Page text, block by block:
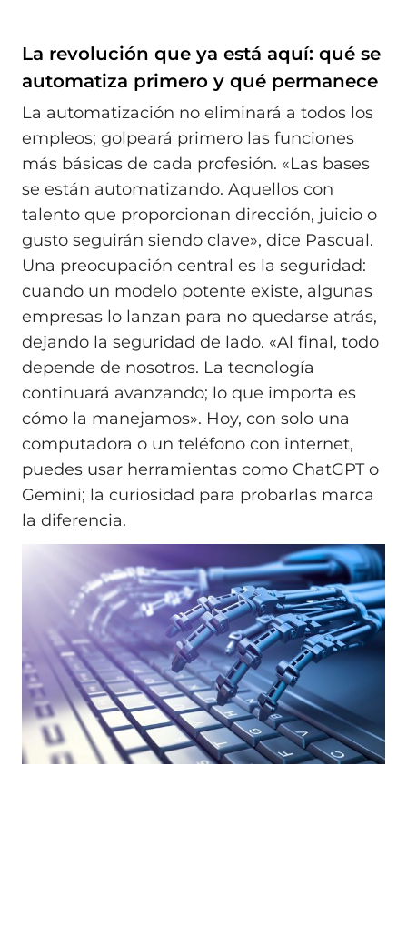
La revolución que ya está aquí: qué se
automatiza primero y qué permanece
La automatización no eliminará a todos los
empleos; golpeará primero las funciones
más básicas de cada profesión. «Las bases
se están automatizando. Aquellos con
talento que proporcionan dirección, juicio o
gusto seguirán siendo clave», dice Pascual.
Una preocupación central es la seguridad:
cuando un modelo potente existe, algunas
empresas lo lanzan para no quedarse atrás,
dejando la seguridad de lado. «Al final, todo
depende de nosotros. La tecnología
continuará avanzando; lo que importa es
cómo la manejamos». Hoy, con solo una
computadora o un teléfono con internet,
puedes usar herramientas como ChatGPT o
Gemini; la curiosidad para probarlas marca
la diferencia.